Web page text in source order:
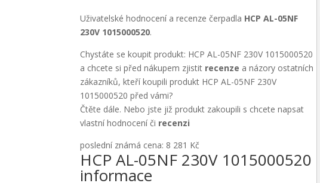
Uživatelské hodnocení a recenze čerpadla HCP AL-05NF
230V 1015000520.
Chystáte se koupit produkt: HCP AL-05NF 230V 1015000520
a chcete si před nákupem zjistit recenze a názory ostatních
zákazníků, kteří koupili produkt HCP AL-05NF 230V
1015000520 před vámi?
Čtěte dále. Nebo jste již produkt zakoupili s chcete napsat
vlastní hodnocení či recenzi
poslední známá cena: 8 281 Kč
HCP AL-05NF 230V 1015000520
informace